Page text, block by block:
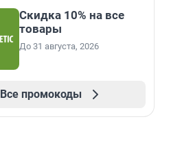
Скидка 10% на все
товары
До 31 августа, 2026
Все промокоды